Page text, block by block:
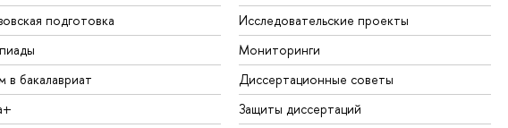
подготовка
в бакалавриат
Исследовательские проекты
Мониторинги
Диссертационные советы
Защиты диссертаций